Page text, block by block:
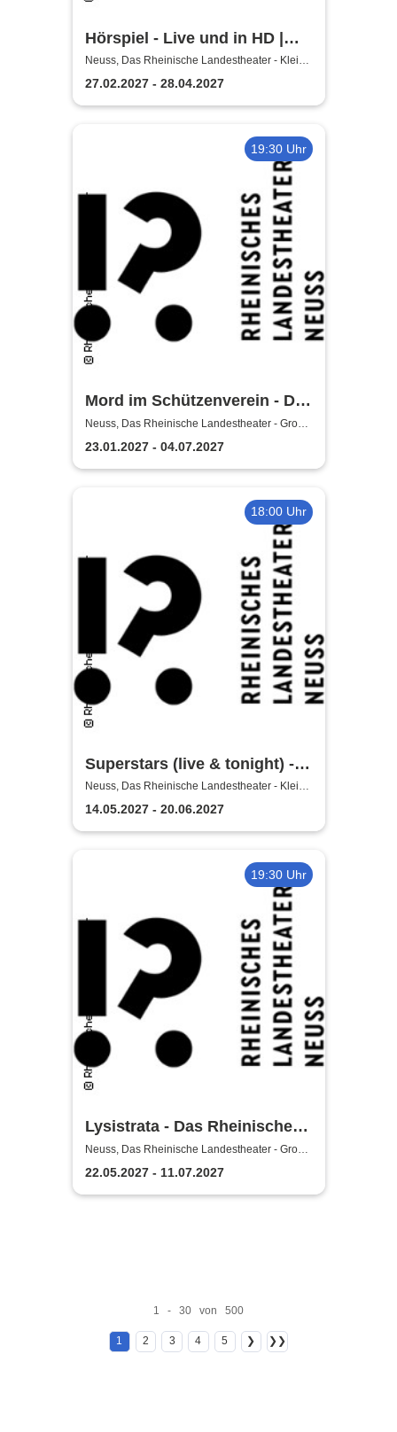
Hörspiel - Live und in HD |
Rheinisches Landestheater
Neuss
Neuss, Das Rheinische Landestheater - Kleine
Bühne
27.02.2027 - 28.04.2027
19:30 Uhr
Mord im Schützenverein - Das
Rheinische Landestheater
Neuss
Neuss, Das Rheinische Landestheater - Große
Bühne
23.01.2027 - 04.07.2027
18:00 Uhr
Superstars (live & tonight) -
Rheinisches Landestheater
Neuss
Neuss, Das Rheinische Landestheater - Kleine
Bühne
14.05.2027 - 20.06.2027
19:30 Uhr
Lysistrata - Das Rheinische
Landestheater Neuss
Neuss, Das Rheinische Landestheater - Große
Bühne
22.05.2027 - 11.07.2027
1 - 30 von 500
1 2 3 4 5 ❯ ❯❯